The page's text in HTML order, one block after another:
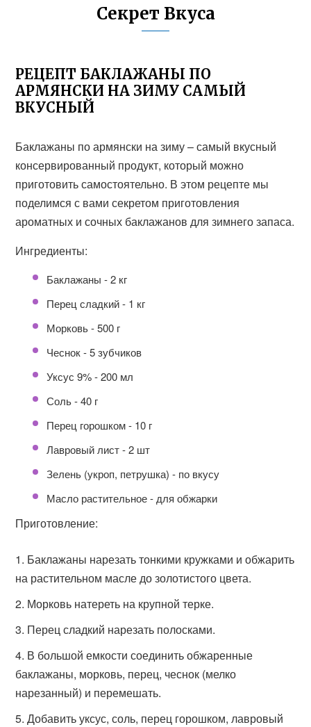
Секрет Вкуса
РЕЦЕПТ БАКЛАЖАНЫ ПО
АРМЯНСКИ НА ЗИМУ САМЫЙ
ВКУСНЫЙ
Баклажаны по армянски на зиму – самый вкусный
консервированный продукт, который можно
приготовить самостоятельно. В этом рецепте мы
поделимся с вами секретом приготовления
ароматных и сочных баклажанов для зимнего запаса.
Ингредиенты:
Баклажаны - 2 кг
Перец сладкий - 1 кг
Морковь - 500 г
Чеснок - 5 зубчиков
Уксус 9% - 200 мл
Соль - 40 г
Перец горошком - 10 г
Лавровый лист - 2 шт
Зелень (укроп, петрушка) - по вкусу
Масло растительное - для обжарки
Приготовление:
Баклажаны нарезать тонкими кружками и обжарить
на растительном масле до золотистого цвета.
Морковь натереть на крупной терке.
Перец сладкий нарезать полосками.
В большой емкости соединить обжаренные
баклажаны, морковь, перец, чеснок (мелко
нарезанный) и перемешать.
Добавить уксус, соль, перец горошком, лавровый